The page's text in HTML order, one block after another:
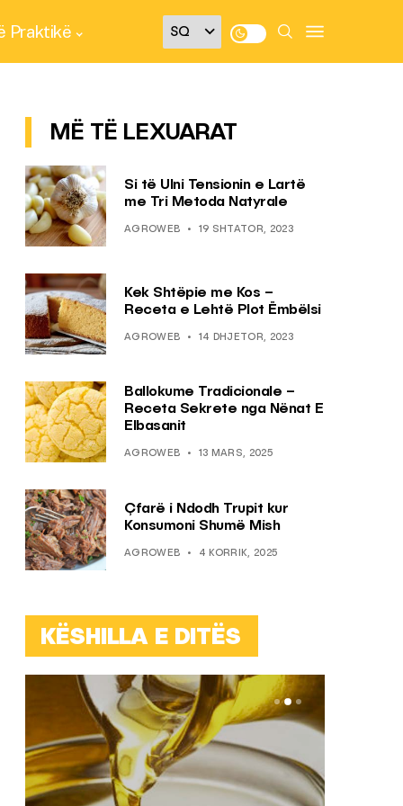
Praktikë
MË TË LEXUARAT
Si të Ulni Tensionin e Lartë
me Tri Metoda Natyrale
AGROWEB 19 SHTATOR, 2023
Kek Shtëpie me Kos –
Receta e Lehtë Plot Ëmbëlsi
AGROWEB 14 DHJETOR, 2023
Ballokume Tradicionale –
Receta Sekrete nga Nënat E
Elbasanit
AGROWEB 13 MARS, 2025
Çfarë i Ndodh Trupit kur
Konsumoni Shumë Mish
AGROWEB 4 KORRIK, 2025
KËSHILLA E DITËS